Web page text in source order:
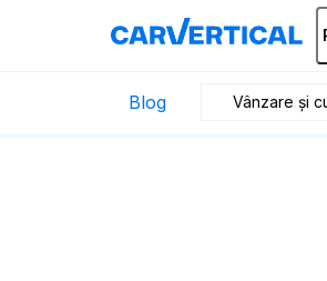
Blog Vânzare și